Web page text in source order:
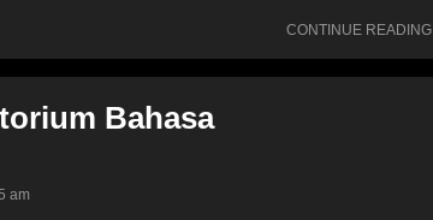
CONTINUE READING
Bahasa
am